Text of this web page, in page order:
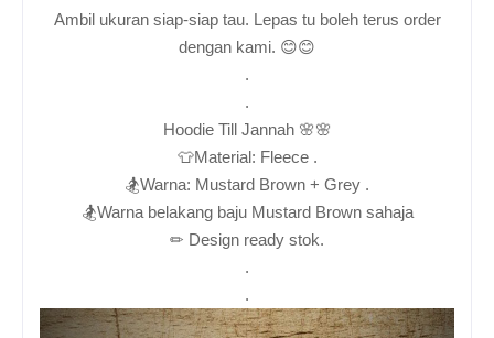
Ambil ukuran siap-siap tau. Lepas tu boleh terus order
dengan kami. 😊😊
.
.
Hoodie Till Jannah 🌸🌸
👕Material: Fleece .
🏂Warna: Mustard Brown + Grey .
🏂Warna belakang baju Mustard Brown sahaja
✏ Design ready stok.
.
.